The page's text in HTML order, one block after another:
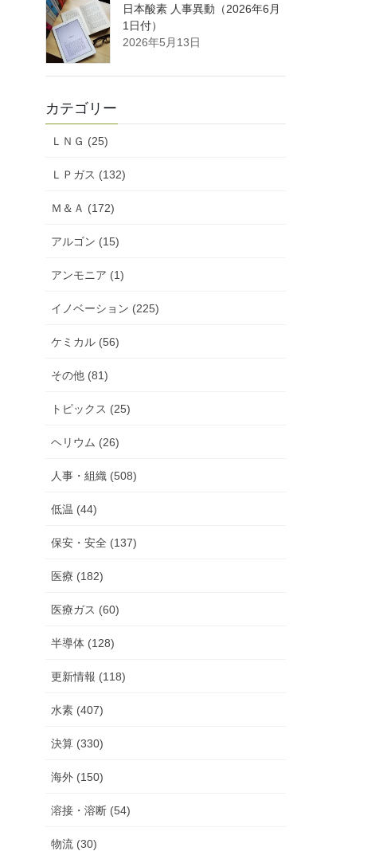
日本酸素 人事異動（2026年6月
1日付）
2026年5月13日
カテゴリー
ＬＮＧ (25)
ＬＰガス (132)
Ｍ＆Ａ (172)
アルゴン (15)
アンモニア (1)
イノベーション (225)
ケミカル (56)
その他 (81)
トピックス (25)
ヘリウム (26)
人事・組織 (508)
低温 (44)
保安・安全 (137)
医療 (182)
医療ガス (60)
半導体 (128)
更新情報 (118)
水素 (407)
決算 (330)
海外 (150)
溶接・溶断 (54)
物流 (30)